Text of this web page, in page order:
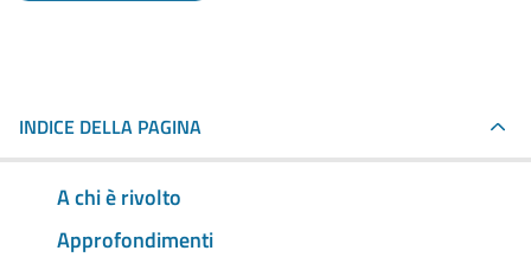
INDICE DELLA PAGINA
A chi è rivolto
Approfondimenti